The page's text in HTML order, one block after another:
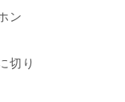
ン
切り